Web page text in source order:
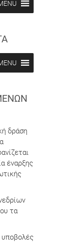
δράση
έναρξης
τα
υποβολές